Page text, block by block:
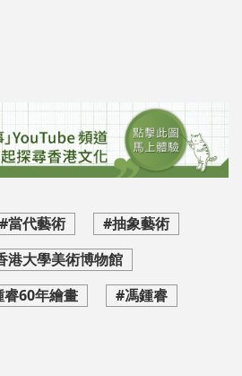
#當代藝術
#抽象藝術
港大學美術博物館
60年繪畫
#馮鍾睿